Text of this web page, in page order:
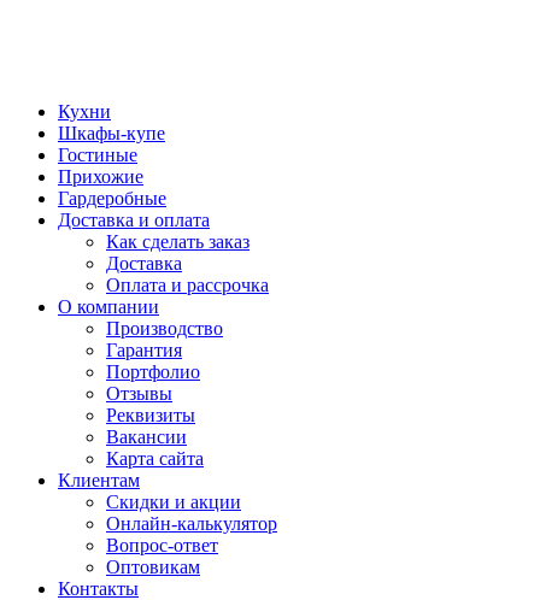
Кухни
Шкафы-купе
Гостиные
Прихожие
Гардеробные
Доставка и оплата
Как сделать заказ
Доставка
Оплата и рассрочка
О компании
Производство
Гарантия
Портфолио
Отзывы
Реквизиты
Вакансии
Карта сайта
Клиентам
Скидки и акции
Онлайн-калькулятор
Вопрос-ответ
Оптовикам
Контакты